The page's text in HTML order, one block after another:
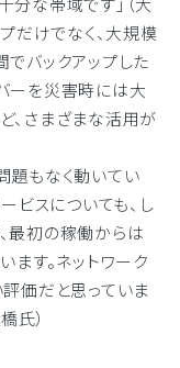
分な帯域です」（大
だけでなく、大規模
バックアップした
ーを災害時には大
、さまざまな活用が
題もなく動いてい
ビスについても、し
最初の稼働からは
す。ネットワーク
評価だと思っていま
氏）